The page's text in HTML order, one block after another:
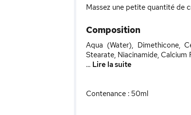
Massez une petite quantité de
Composition
Aqua (Water), Dimethicone,
Stearate, Niacinamide,
... Lire la suite
Contenance : 50ml